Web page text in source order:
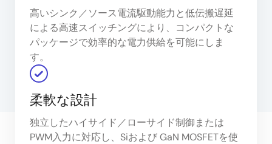
高いシンク／ソース電流駆動能力と低伝搬遅延
による高速スイッチングにより、コンパクトな
パッケージで効率的な電力供給を可能にしま
す。
柔軟な設計
独立したハイサイド／ローサイド制御または
PWM入力に対応し、Siおよび GaN MOSFETを使